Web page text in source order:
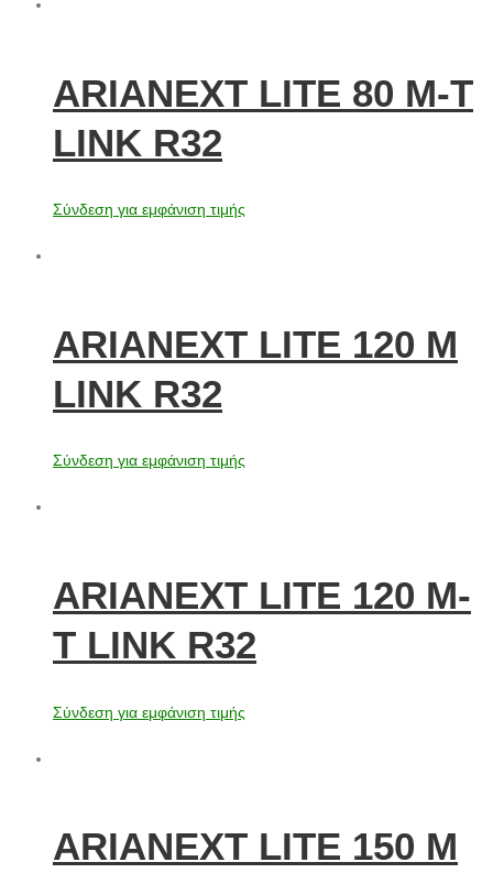
ARIANEXT LITE 80 M-T
LINK R32
Σύνδεση για εμφάνιση τιμής
ARIANEXT LITE 120 M
LINK R32
Σύνδεση για εμφάνιση τιμής
ARIANEXT LITE 120 M-
T LINK R32
Σύνδεση για εμφάνιση τιμής
ARIANEXT LITE 150 M